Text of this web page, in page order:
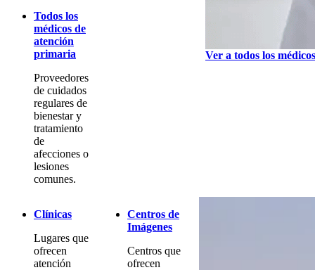
Todos los
médicos de
atención
primaria
Proveedores
de cuidados
regulares de
bienestar y
tratamiento
de
afecciones o
lesiones
comunes.
Ver a todos los médicos
Clínicas
Lugares que
ofrecen
atención
Centros de
Imágenes
Centros que
ofrecen